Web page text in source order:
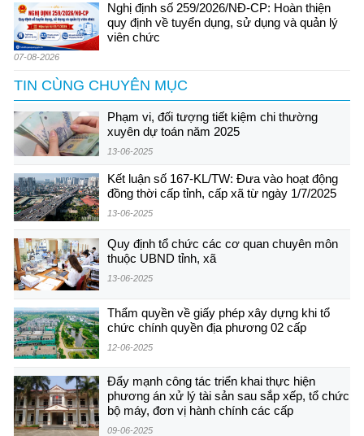
Nghị định số 259/2026/NĐ-CP: Hoàn thiện
quy định về tuyển dụng, sử dụng và quản lý
viên chức
07-08-2026
TIN CÙNG CHUYÊN MỤC
Phạm vi, đối tượng tiết kiệm chi thường
xuyên dự toán năm 2025
13-06-2025
Kết luận số 167-KL/TW: Đưa vào hoạt động
đồng thời cấp tỉnh, cấp xã từ ngày 1/7/2025
13-06-2025
Quy định tổ chức các cơ quan chuyên môn
thuộc UBND tỉnh, xã
13-06-2025
Thẩm quyền về giấy phép xây dựng khi tổ
chức chính quyền địa phương 02 cấp
12-06-2025
Đẩy mạnh công tác triển khai thực hiện
phương án xử lý tài sản sau sắp xếp, tổ chức
bộ máy, đơn vị hành chính các cấp
09-06-2025